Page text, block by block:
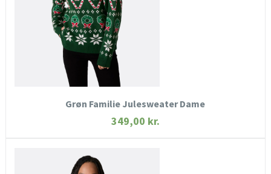
Grøn Familie Julesweater Dame
349,00 kr.